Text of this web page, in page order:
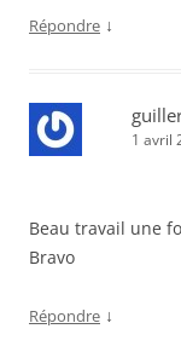
Répondre ↓
1 avril
Beau travail une
Bravo
Répondre ↓